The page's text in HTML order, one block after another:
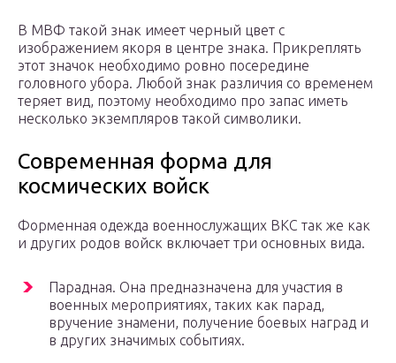
В МВФ такой знак имеет черный цвет с
изображением якоря в центре знака. Прикреплять
этот значок необходимо ровно посередине
головного убора. Любой знак различия со временем
теряет вид, поэтому необходимо про запас иметь
несколько экземпляров такой символики.
Современная форма для
космических войск
Форменная одежда военнослужащих ВКС так же как
и других родов войск включает три основных вида.
Парадная. Она предназначена для участия в
военных мероприятиях, таких как парад,
вручение знамени, получение боевых наград и
в других значимых событиях.